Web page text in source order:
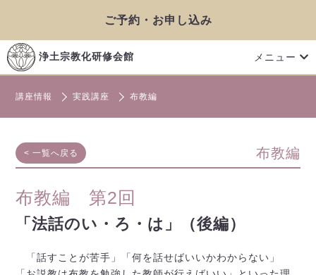
浄土宗教化研修会館 メニュー
ご予約・お申し込み
講座情報 実践講座 布教編
< 一覧へ戻る 布教編
布教編 第2回
「法話のい・ろ・は」（後編）
「話すことが苦手」「何を話せばいいかわからない」